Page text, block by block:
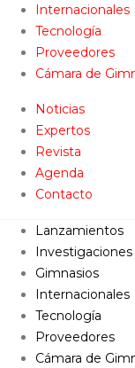
Internacionales
Tecnología
Proveedores
Cámara de
Noticias
Expertos
Revista
Agenda
Contacto
Lanzamientos
Investigaciones
Gimnasios
Internacionales
Tecnología
Proveedores
Cámara de